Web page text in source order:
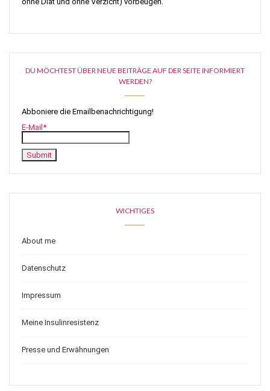
DU MÖCHTEST ÜBER NEUE BEITRÄGE AUF DER SEITE INFORMIERT
WERDEN?
Abboniere die Emailbenachrichtigung!
E-Mail*
WICHTIGES
About me
Datenschutz
Impressum
Meine Insulinresistenz
Presse und Erwähnungen